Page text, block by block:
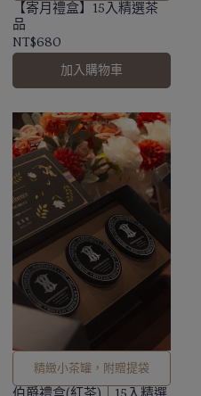
【寄月禮盒】15入精選茶
品
NT$680
加入購物車
精緻小茶罐，附贈提袋